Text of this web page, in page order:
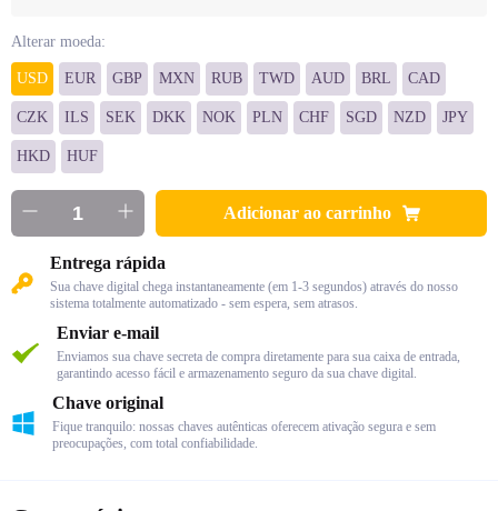
Alterar moeda:
USD EUR GBP MXN RUB TWD AUD BRL CAD
CZK ILS SEK DKK NOK PLN CHF SGD NZD JPY
HKD HUF
Adicionar ao carrinho
Entrega rápida
Sua chave digital chega instantaneamente (em 1-3 segundos) através do nosso
sistema totalmente automatizado - sem espera, sem atrasos.
Enviar e-mail
Enviamos sua chave secreta de compra diretamente para sua caixa de entrada,
garantindo acesso fácil e armazenamento seguro da sua chave digital.
Chave original
Fique tranquilo: nossas chaves autênticas oferecem ativação segura e sem
preocupações, com total confiabilidade.